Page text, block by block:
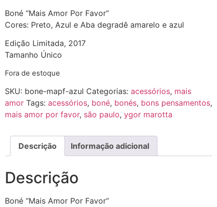
Boné “Mais Amor Por Favor”
Cores: Preto, Azul e Aba degradê amarelo e azul
Edição Limitada, 2017
Tamanho Único
Fora de estoque
SKU: bone-mapf-azul Categorias: acessórios, mais
amor Tags: acessórios, boné, bonés, bons pensamentos,
mais amor por favor, são paulo, ygor marotta
Descrição Informação adicional
Descrição
Boné “Mais Amor Por Favor”